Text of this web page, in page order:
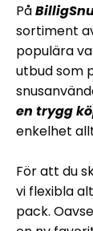
På
sortiment
populära
utbud som
en trygg
enkelhet
För att du
vi flexibla
pack.